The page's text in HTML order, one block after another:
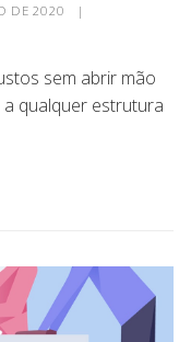
DE 2020
|
sem abrir mão
qualquer estrutura